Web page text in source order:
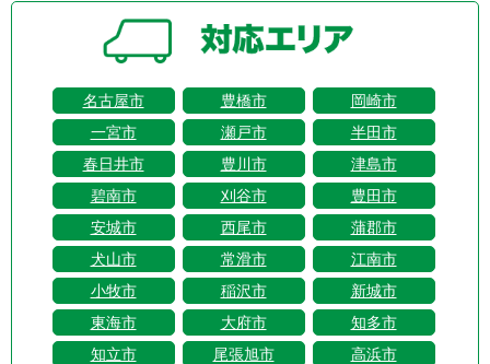
名古屋市 豊橋市
岡崎市
一宮市
瀬戸市
半田市
春日井市
豊川市
津島市
碧南市
刈谷市
豊田市
安城市
西尾市
蒲郡市
犬山市
常滑市
江南市
小牧市
稲沢市
新城市
東海市
大府市
知多市
知立市
尾張旭市
高浜市